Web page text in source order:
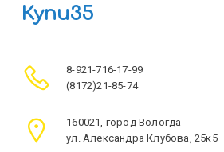
Купи35
8-921-716-17-99
(8172)21-85-74
160021, город Вологда
ул. Александра Клубова, 25к5